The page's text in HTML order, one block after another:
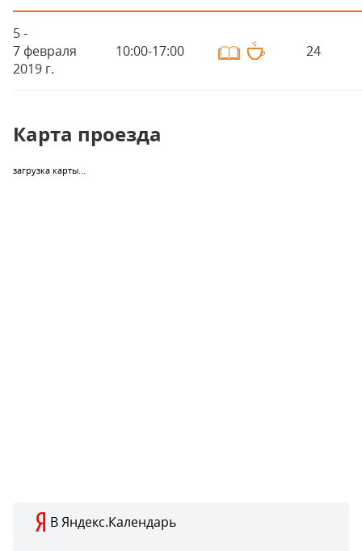
5 -
7 февраля
2019 г.
10:00-17:00 24
Карта проезда
загрузка карты...
В Яндекс.Календарь